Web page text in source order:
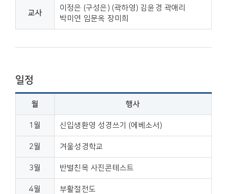
교사
이정은 (구성은) (곽하영) 김윤경 곽애리
박미연 임문옥 장미희
일정
월 행사
1월 신입생환영 성경쓰기 (에베소서)
2월 겨울성경학교
3월 반별친목 사진콘테스트
4월 부활절전도